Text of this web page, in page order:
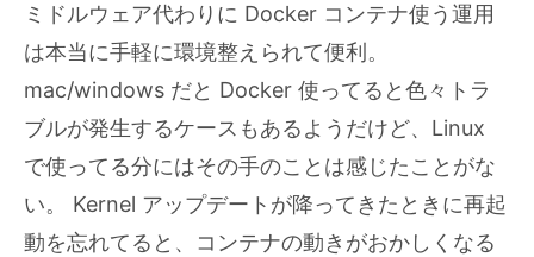
ミドルウェア代わりに Docker コンテナ使う運用
は本当に手軽に環境整えられて便利。
mac/windows だと Docker 使ってると色々トラ
ブルが発生するケースもあるようだけど、Linux
で使ってる分にはその手のことは感じたことがな
い。 Kernel アップデートが降ってきたときに再起
動を忘れてると、コンテナの動きがおかしくなる